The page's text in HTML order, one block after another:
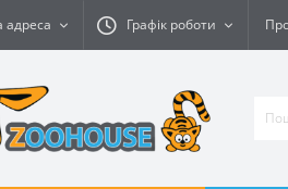
Графік роботи